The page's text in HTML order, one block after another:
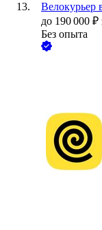
Велокурьер
до 190 000 ₽
Без опыта